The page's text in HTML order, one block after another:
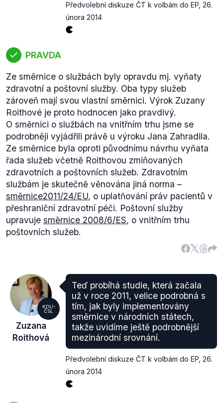
Předvolební diskuze ČT k volbám do EP 26.
února 2014
PRAVDA
Ze směrnice o službách byly opravdu mj. vyňaty
zdravotní a poštovní služby. Oba typy služeb
zároveň mají svou vlastní směrnici. Výrok Zuzany
Roithové je proto hodnocen jako pravdivý.
O směrnici o službách na vnitřním trhu jsme se
podrobněji vyjádřili právě u výroku Jana Zahradila.
Ze směrnice byla oproti původnímu návrhu vyňata
řada služeb včetně Roithovou zmiňovaných
zdravotních a poštovních služeb. Zdravotním
službám je skutečně věnována jiná norma –
směrnice2011/24/EU, o uplatňování práv pacientů v
přeshraniční zdravotní péči. Poštovní služby
upravuje směrnice 2008/6/ES, o vnitřním trhu
poštovních služeb.
KDU-
ČSL
Zuzana
Roithová
Teď probíhá studie, která začala
už v roce 2011, velice podrobná s
tím, jak byly implementovány
směrnice v národních státech,
takže uvidíme ještě podrobnější
mezinárodní srovnání.
Předvolební diskuze ČT k volbám do EP 26.
února 2014